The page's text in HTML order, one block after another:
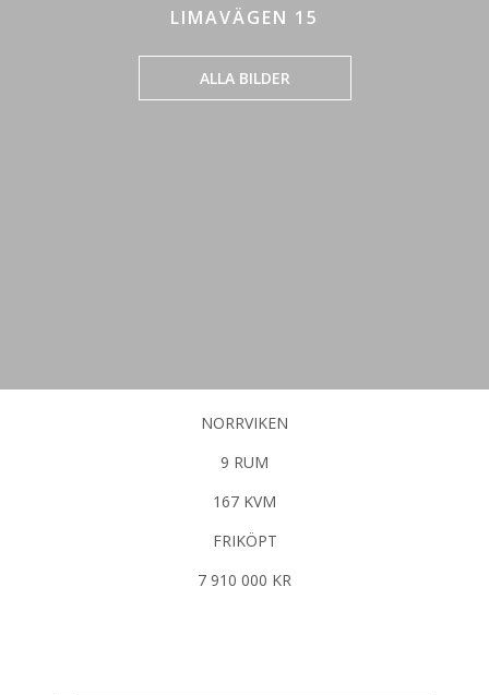
LIMAVÄGEN 15
ALLA BILDER
NORRVIKEN
9 RUM
167 KVM
FRIKÖPT
7 910 000 KR